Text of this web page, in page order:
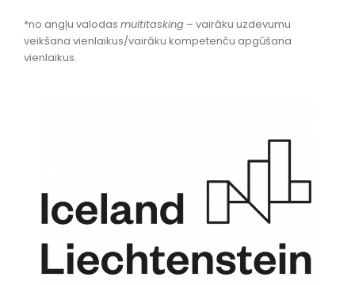
*no angļu valodas multitasking– vairāku uzdevumu
veikšana vienlaikus/vairāku kompetenču apgūšana
vienlaikus.